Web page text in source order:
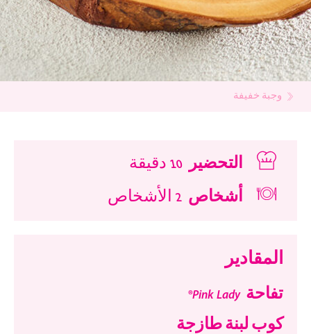
وجبة خفيفة
التحضير
10 دقيقة
أشخاص 2 الأشخاص
المقادير
تفاحة Pink Lady®
كوب لبنة طازجة